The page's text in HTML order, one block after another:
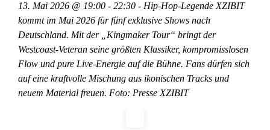
13. Mai 2026 @ 19:00 - 22:30 - Hip-Hop-Legende XZIBIT
kommt im Mai 2026 für fünf exklusive Shows nach
Deutschland. Mit der „Kingmaker Tour“ bringt der
Westcoast-Veteran seine größten Klassiker, kompromisslosen
Flow und pure Live-Energie auf die Bühne. Fans dürfen sich
auf eine kraftvolle Mischung aus ikonischen Tracks und
neuem Material freuen. Foto: Presse XZIBIT